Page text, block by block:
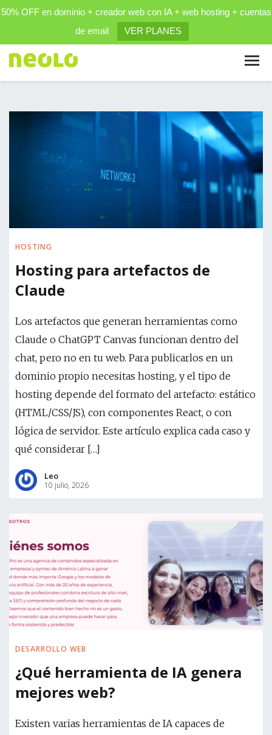
50% OFF en dominio + creador web con IA + web hosting + cuentas
de email
VER PLANES
HOSTING
Hosting para artefactos de
Claude
Los artefactos que generan herramientas como
Claude o ChatGPT Canvas funcionan dentro del
chat, pero no en tu web. Para publicarlos en un
dominio propio necesitas hosting, y el tipo de
hosting depende del formato del artefacto: estático
(HTML/CSS/JS), con componentes React, o con
lógica de servidor. Este artículo explica cada caso y
qué considerar […]
Leo
10 julio, 2026
DESARROLLO WEB
¿Qué herramienta de IA genera
mejores web?
Existen varias herramientas de IA capaces de